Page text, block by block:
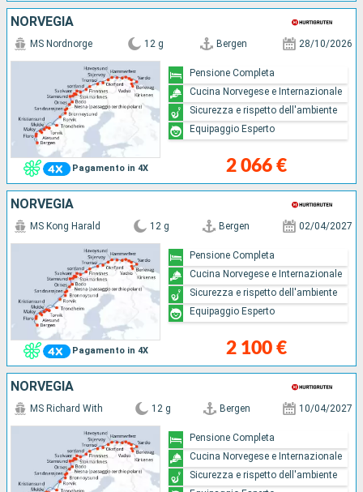
NORVEGIA
Pagamento in 4X
MS Nordnorge 12 g Bergen 28/10/2026
2 066 €
Pensione Completa
Cucina Norvegese e Internazionale
Sicurezza e rispetto dell'ambiente
Equipaggio Esperto
NORVEGIA
Pagamento in 4X
MS Kong Harald 12 g Bergen 02/04/2027
2 100 €
Pensione Completa
Cucina Norvegese e Internazionale
Sicurezza e rispetto dell'ambiente
Equipaggio Esperto
NORVEGIA
MS Richard With 12 g Bergen 10/04/2027
Pensione Completa
Cucina Norvegese e Internazionale
Sicurezza e rispetto dell'ambiente